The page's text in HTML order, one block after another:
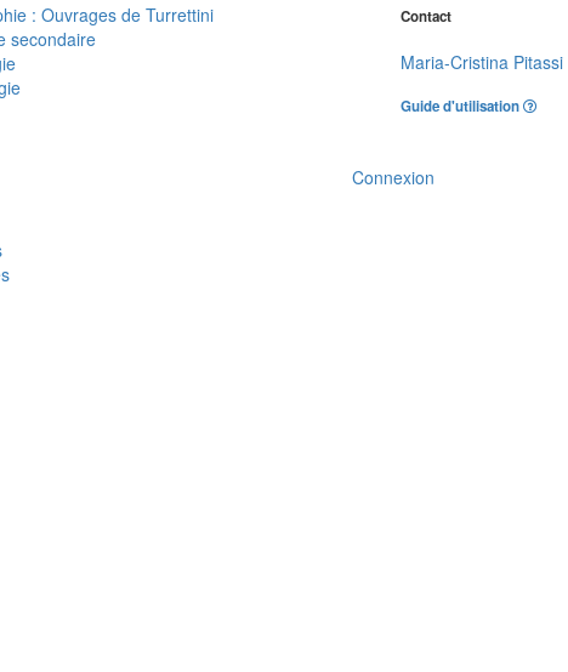
: Ouvrages de Turrettini
secondaire
Contact
Maria-Cristina Pitassi
Guide d'utilisation
Connexion